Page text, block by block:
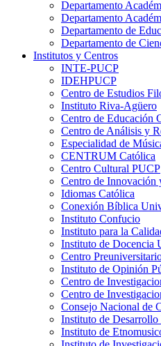
Departamento
Departamento
Departamento de
Departamento de
Institutos y Centros
INTE-PUCP
IDEHPUCP
Centro de Estudios
Instituto Riva-Agüero
Centro de Educación
Centro de Análisis y
Especialidad de
CENTRUM Católica
Centro Cultural PUCP
Centro de Innovación
Idiomas Católica
Conexión Bíblica
Instituto Confucio
Instituto para la
Instituto de Docencia
Centro
Instituto de Opinión
Centro de
Centro de
Consejo Nacional de
Instituto de
Instituto de